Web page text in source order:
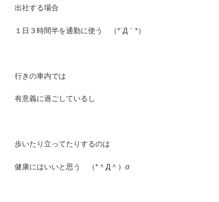
出社する場合
１日３時間半を通勤に使う （*´Д｀*）
行きの車内では
有意義に過ごしているし
歩いたり立ってたりするのは
健康にはいいと思う （*＾Д＾）σ